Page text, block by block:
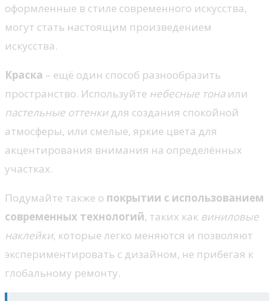
оформленные в стиле современного искусства,
могут стать настоящим произведением
искусства.
Краска – ещё один способ разнообразить
пространство. Используйте небесные тонаили
пастельные оттенки для создания спокойной
атмосферы, или смелые, яркие цвета для
акцентирования внимания на определённых
участках.
Подумайте также о покрытии с использованием
современных технологий, таких как виниловые
наклейки, которые легко меняются и позволяют
экспериментировать с дизайном, не прибегая к
глобальному ремонту.